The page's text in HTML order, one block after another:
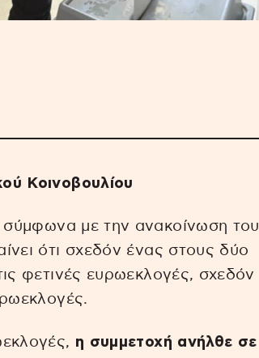
Κοινοβουλίου
σύμφωνα με την ανακοίνωση του
ότι σχεδόν ένας στους δύο
φετινές ευρωεκλογές, σχεδόν
η συμμετοχή ανήλθε σε